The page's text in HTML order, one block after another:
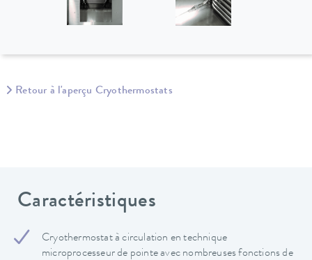
Retour à l'aperçu Cryothermostats
Caractéristiques
Cryothermostat à circulation en technique
microprocesseur de pointe avec nombreuses fonctions de